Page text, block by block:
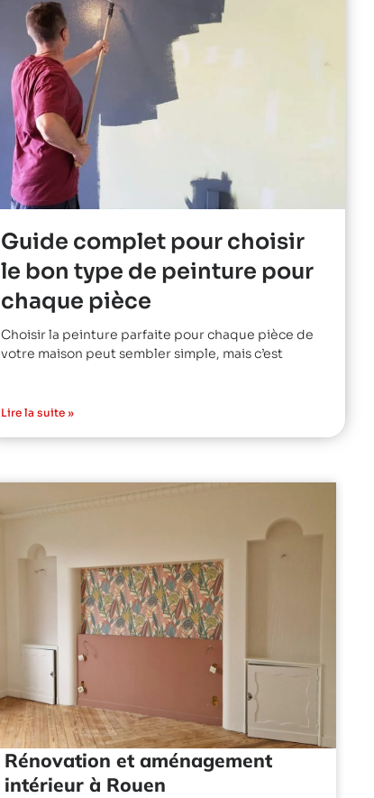
Guide complet pour choisir
le bon type de peinture pour
chaque pièce
Choisir la peinture parfaite pour chaque pièce de
votre maison peut sembler simple, mais c’est
Lire la suite »
Rénovation et aménagement
intérieur à Rouen